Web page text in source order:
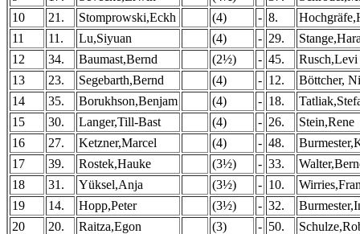
10
21. Stomprowski,Eckh (4) - 8.
11
11. Lu,Siyuan (4) - 29.
12
34. Baumast,Bernd (2½) - 45.
13
23. Segebarth,Bernd (4) - 12.
Böttcher,
14
35. Borukhson,Benjam (4) - 18.
15
30. Langer,Till-Bast (4) - 26.
Stein,Rene
16
27. Ketzner,Marcel (4) - 48.
17
39. Rostek,Hauke (3½) - 33.
18
31. Yüksel,Anja (3½) - 10.
19
14. Hopp,Peter (3½) - 32.
20
20. Raitza,Egon (3) - 50.